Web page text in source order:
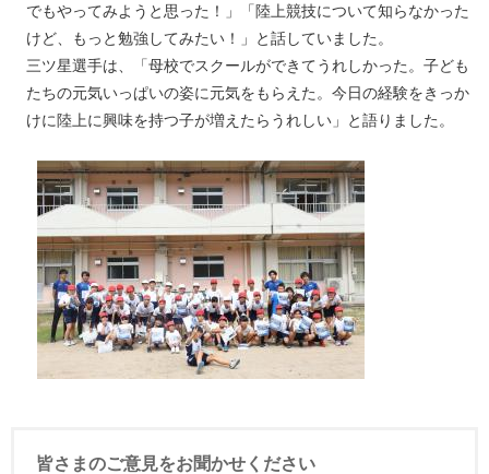
でもやってみようと思った！」「陸上競技について知らなかった
けど、もっと勉強してみたい！」と話していました。
三ツ星選手は、「母校でスクールができてうれしかった。子ども
たちの元気いっぱいの姿に元気をもらえた。今日の経験をきっか
けに陸上に興味を持つ子が増えたらうれしい」と語りました。
皆さまのご意見をお聞かせください